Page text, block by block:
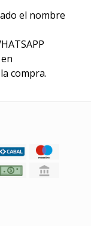
el nombre
compra.